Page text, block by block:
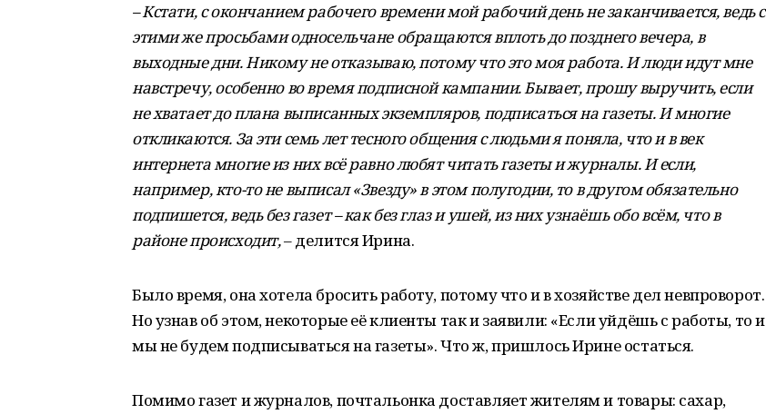
– Кстати, с окончанием рабочего времени мой рабочий день не заканчивается, ведь с
этими же просьбами односельчане обращаются вплоть до позднего вечера, в
выходные дни. Никому не отказываю, потому что это моя работа. И люди идут мне
навстречу, особенно во время подписной кампании. Бывает, прошу выручить, если
не хватает до плана выписанных экземпляров, подписаться на газеты. И многие
откликаются. За эти семь лет тесного общения с людьми я поняла, что и в век
интернета многие из них всё равно любят читать газеты и журналы. И если,
например, кто-то не выписал «Звезду» в этом полугодии, то в другом обязательно
подпишется, ведь без газет – как без глаз и ушей, из них узнаёшь обо всём, что в
районе происходит,– делится Ирина.
Было время, она хотела бросить работу, потому что и в хозяйстве дел невпроворот.
Но узнав об этом, некоторые её клиенты так и заявили: «Если уйдёшь с работы, то и
мы не будем подписываться на газеты». Что ж, пришлось Ирине остаться.
Помимо газет и журналов, почтальонка доставляет жителям и товары: сахар,